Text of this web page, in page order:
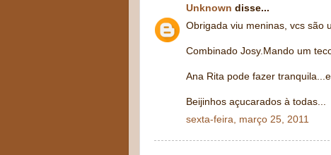
Unknown disse...
Obrigada viu meninas, vcs são
Combinado Josy.Mando um
Ana Rita pode fazer
Beijinhos açucarados à todas...
sexta-feira, março 25, 2011